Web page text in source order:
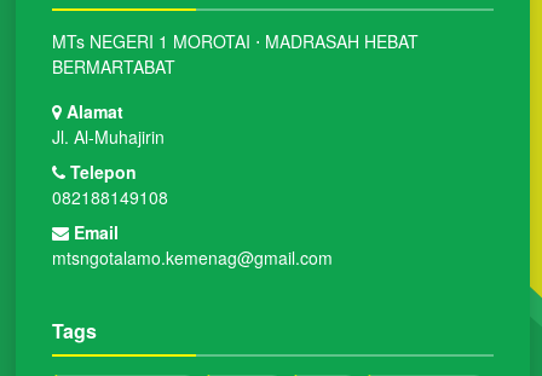
MTs NEGERI 1 MOROTAI ⋅ MADRASAH HEBAT
BERMARTABAT
Alamat
Jl. Al-Muhajirin
Telepon
082188149108
Email
mtsngotalamo.kemenag@gmail.com
Tags